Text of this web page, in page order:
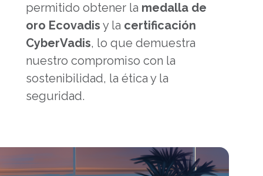
permitido obtener la medalla de
oro Ecovadis y la certificación
CyberVadis, lo que demuestra
nuestro compromiso con la
sostenibilidad, la ética y la
seguridad.